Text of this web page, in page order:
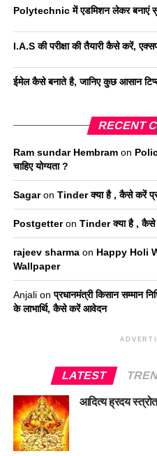
Polytechnic में एडमिशन लेकर बनाएं
I.A.S की परीक्षा की तैयारी कैसे करें,
ईमेल कैसे बनाते है, जानिए कुछ आसान
RECENT
Ram sundar Hembramon
चाहिए योग्यता ?
Sagaron Tinder क्या है , कैसे करें
Postgetteron Tinder क्या है , कैसे
rajeev sharmaon Happy Holi
Wallpaper
Anjalionप्रधानमंत्री किसान सम्मान
के लाभार्थि, कैसे करें आवेदन
LATEST
आदित्य ह्रदय